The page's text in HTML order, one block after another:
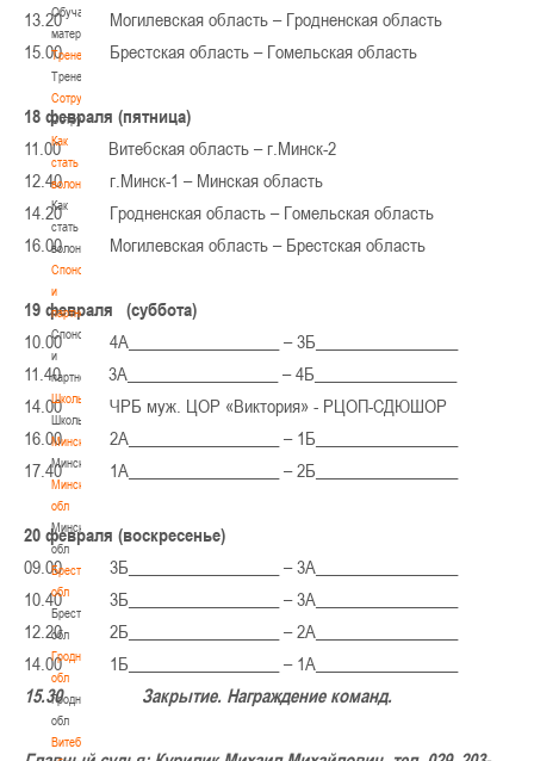
Обучающие
материалы
Тренерам
Тренерам
Сотрудничество
Сотрудничество
Как
стать
волонтером
Как
стать
волонтером
Спонсоры
и
партнеры
Спонсоры
и
партнеры
Школы
Школы
Минск
Минск
Минская
обл
Минская
обл
Брестская
обл
Брестская
обл
Гродненская
обл
Гродненская
обл
Витебская
13.20 Могилевская область – Гродненская область
15.00 Брестская область – Гомельская область
18 февраля (пятница)
11.00 Витебская область – г.Минск-2
12.40 г.Минск-1 – Минская область
14.20 Гродненская область – Гомельская область
16.00 Могилевская область – Брестская область
19 февраля (суббота)
10.00 4А__________________ – 3Б_________________
11.40 3А__________________ – 4Б_________________
14.00 ЧРБ муж. ЦОР «Виктория» - РЦОП-СДЮШОР
16.00 2А__________________ – 1Б_________________
17.40 1А__________________ – 2Б_________________
20 февраля (воскресенье)
09.00 3Б__________________ – 3А_________________
10.40 3Б__________________ – 3А_________________
12.20 2Б__________________ – 2А_________________
14.00 1Б__________________ – 1А_________________
15.30 Закрытие. Награждение команд.